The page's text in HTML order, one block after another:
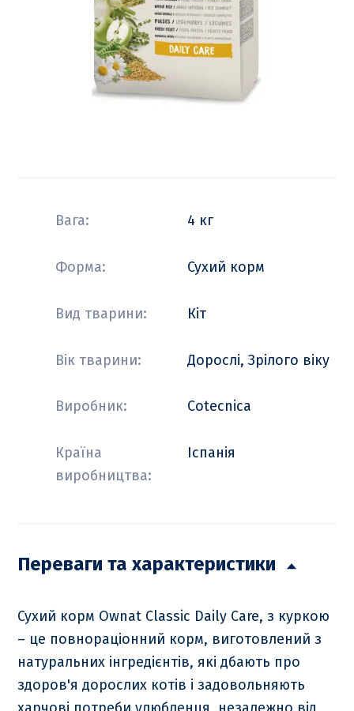
Вага: 4 кг
Форма: Сухий корм
Вид тварини: Кіт
Вік тварини: Дорослі, Зрілого віку
Виробник: Cotecnica
Країна
виробництва:
Іспанія
Переваги та характеристики
Сухий корм Ownat Classic Daily Care, з куркою
– це повнораціонний корм, виготовлений з
натуральних інгредієнтів, які дбають про
здоров'я дорослих котів і задовольняють